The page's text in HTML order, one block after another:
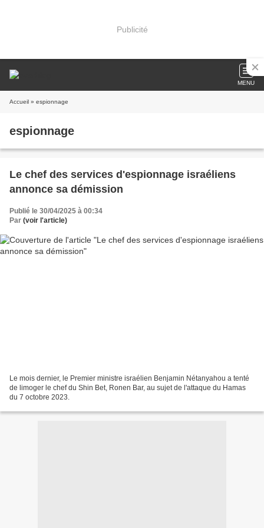
Publicité
MENU
Accueil » espionnage
espionnage
Le chef des services d'espionnage israéliens
annonce sa démission
Publié le 30/04/2025 à 00:34
Par (voir l'article)
Le mois dernier, le Premier ministre israélien Benjamin Nétanyahou a tenté
de limoger le chef du Shin Bet, Ronen Bar, au sujet de l'attaque du Hamas
du 7 octobre 2023.